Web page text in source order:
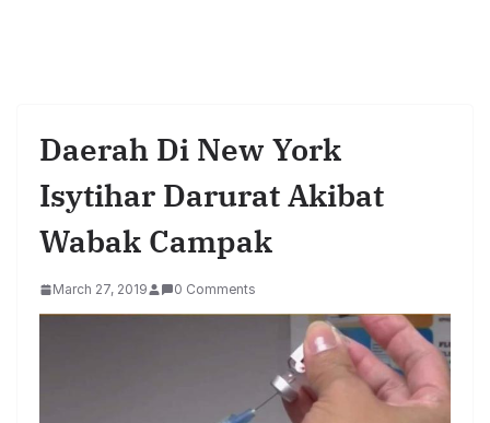
Daerah Di New York
Isytihar Darurat Akibat
Wabak Campak
March 27, 2019 0 Comments